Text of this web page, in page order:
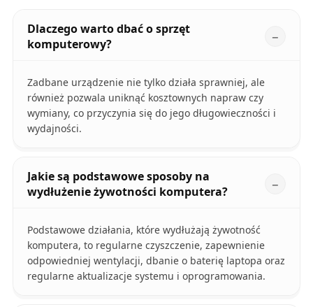
Dlaczego warto dbać o sprzęt
komputerowy?
Zadbane urządzenie nie tylko działa sprawniej, ale
również pozwala uniknąć kosztownych napraw czy
wymiany, co przyczynia się do jego długowieczności i
wydajności.
Jakie są podstawowe sposoby na
wydłużenie żywotności komputera?
Podstawowe działania, które wydłużają żywotność
komputera, to regularne czyszczenie, zapewnienie
odpowiedniej wentylacji, dbanie o baterię laptopa oraz
regularne aktualizacje systemu i oprogramowania.